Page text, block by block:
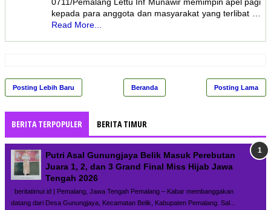
0711/Pemalang Lettu Inf Munawir memimpin apel pagi
kepada para anggota dan masyarakat yang terlibat …
Read More...
Posting Lebih Baru Posting Lama
Beranda
BERITA TERPOPULER BERITA TIMUR
Putri Asal Gunungjaya Belik Masuk Perebutan
Juara 1, 2, dan 3 Grand Final Miss Hijab Jawa
Tengah 2026
beritatimur.id | Pemalang, Jawa Tengah Pemalang – Kabar membanggakan
datang dari Desa Gunungjaya, Kecamatan Belik, Kabupaten Pemalang. Sal...